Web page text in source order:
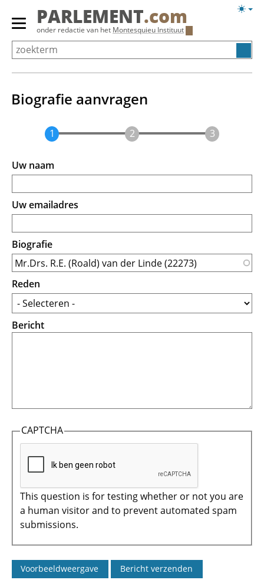
Overslaan
Primair
menu
tonen/verbergen
PARLEMENT.com
onder redactie van het Montesquieu Instituut
Biografie aanvragen
Uw naam
Uw emailadres
Biografie
Reden
Bericht
CAPTCHA
This question is for testing whether or not you are
a human visitor and to prevent automated spam
submissions.